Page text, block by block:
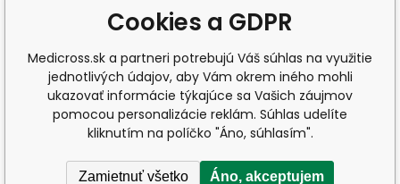
Cookies a GDPR
Medicross.sk a partneri potrebujú Váš súhlas na využitie
jednotlivých údajov, aby Vám okrem iného mohli
ukazovať informácie týkajúce sa Vašich záujmov
pomocou personalizácie reklám. Súhlas udelíte
kliknutím na políčko "Áno, súhlasím".
Zamietnuť všetko Áno, akceptujem